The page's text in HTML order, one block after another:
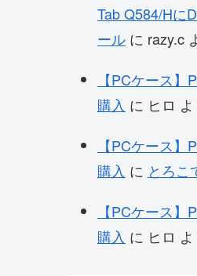
Tab Q584/Hに
ール に razy.c
【PCケース
購入 に ヒロ よ
【PCケース
購入 に とろこ
【PCケース
購入 に ヒロ よ